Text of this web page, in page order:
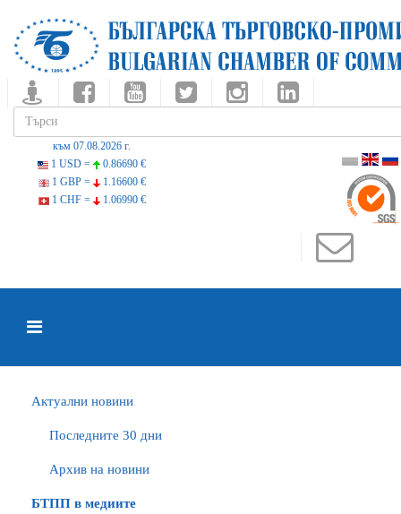
към 07.08.2026 г.
1 USD =
0.86690 €
1 GBP =
1.16600 €
1 CHF =
1.06990 €
Актуални новини
Последните 30 дни
Архив на новини
БTПП в медиите